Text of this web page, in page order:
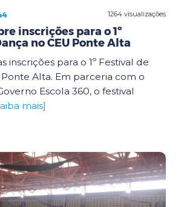
1264 visualizações
inscrições para o 1º
no CEU Ponte Alta
inscrições para o 1º Festival de
Ponte Alta. Em parceria com o
Escola 360, o festival
mais]